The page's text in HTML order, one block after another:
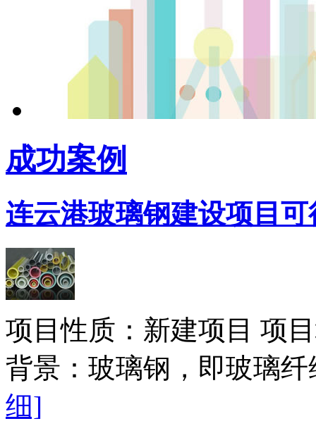
成功案例
连云港玻璃钢建设项目
项目性质：新建项目 项
背景：玻璃钢，即玻璃
细]